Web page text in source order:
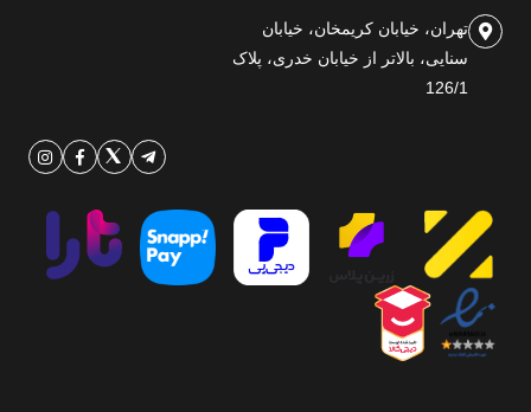
تهران، خیابان کریمخان، خیابان
سنایی، بالاتر از خیابان خدری، پلاک
126/1